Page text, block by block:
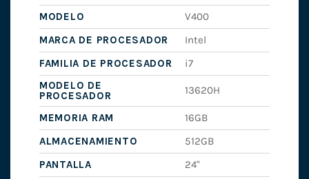
MODELO
V400
MARCA DE PROCESADOR
Intel
FAMILIA DE PROCESADOR
i7
MODELO DE
PROCESADOR
13620H
MEMORIA RAM
16GB
ALMACENAMIENTO
512GB
PANTALLA
24"